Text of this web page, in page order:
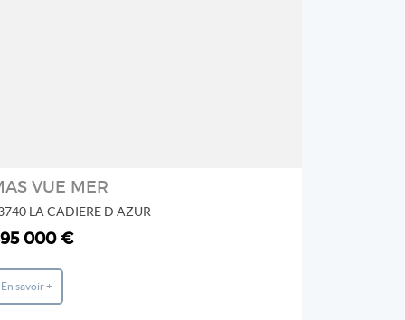
VUE MER
LA CADIERE D AZUR
000 €
En savoir +